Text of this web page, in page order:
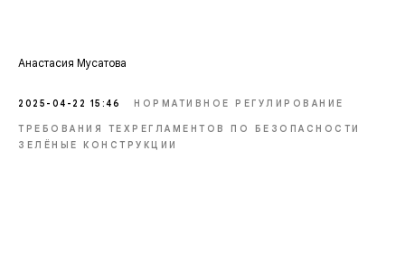
Анастасия Мусатова
2025-04-22 15:46 НОРМАТИВНОЕ РЕГУЛИРОВАНИЕ
ТРЕБОВАНИЯ ТЕХРЕГЛАМЕНТОВ ПО БЕЗОПАСНОСТИ
ЗЕЛЁНЫЕ КОНСТРУКЦИИ